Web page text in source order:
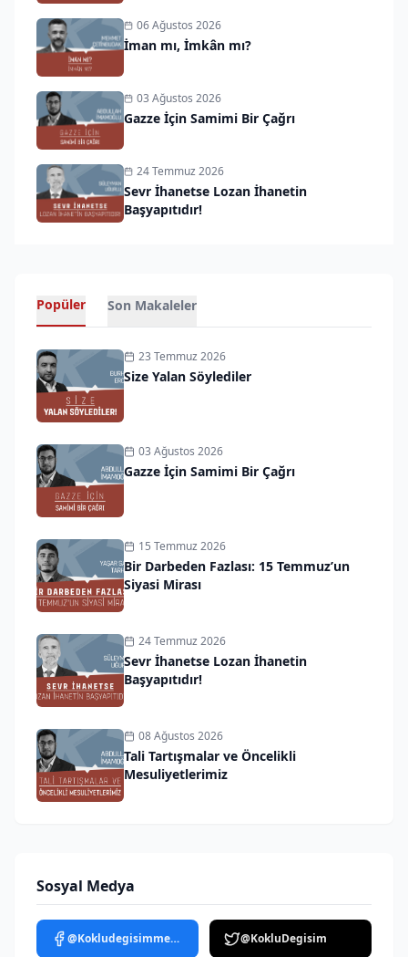
06 Ağustos 2026
İman mı, İmkân mı?
03 Ağustos 2026
Gazze İçin Samimi Bir Çağrı
24 Temmuz 2026
Sevr İhanetse Lozan İhanetin
Başyapıtıdır!
Popüler Son Makaleler
23 Temmuz 2026
Size Yalan Söylediler
03 Ağustos 2026
Gazze İçin Samimi Bir Çağrı
15 Temmuz 2026
Bir Darbeden Fazlası: 15 Temmuz’un
Siyasi Mirası
24 Temmuz 2026
Sevr İhanetse Lozan İhanetin
Başyapıtıdır!
08 Ağustos 2026
Tali Tartışmalar ve Öncelikli
Mesuliyetlerimiz
Sosyal Medya
@Kokludegisimmedya @KokluDegisim